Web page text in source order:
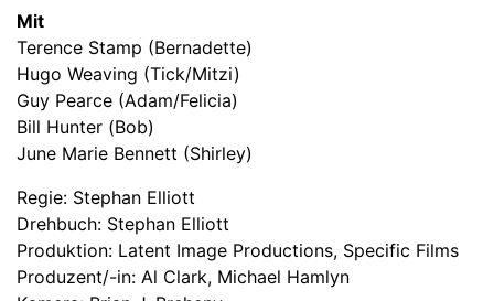
Mit
Terence Stamp (Bernadette)
Hugo Weaving (Tick/Mitzi)
Guy Pearce (Adam/Felicia)
Bill Hunter (Bob)
June Marie Bennett (Shirley)
Regie: Stephan Elliott
Drehbuch: Stephan Elliott
Produktion: Latent Image Productions, Specific Films
Produzent/-in: Al Clark, Michael Hamlyn